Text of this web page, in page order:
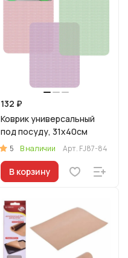
132 ₽
Коврик универсальный
под посуду, 31х40см
5 В наличии Арт. FJ87-84
В корзину